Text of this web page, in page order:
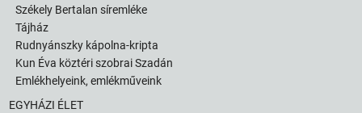
Székely Bertalan síremléke
Tájház
Rudnyánszky kápolna-kripta
Kun Éva köztéri szobrai Szadán
Emlékhelyeink, emlékműveink
EGYHÁZI ÉLET